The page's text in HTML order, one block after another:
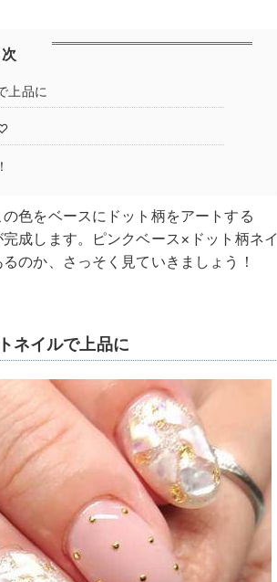
上品に
色をベースにドット柄をアートする
成します。ピンクベース×ドット柄ネイ
のか、さっそく見ていきましょう！
ネイルで上品に